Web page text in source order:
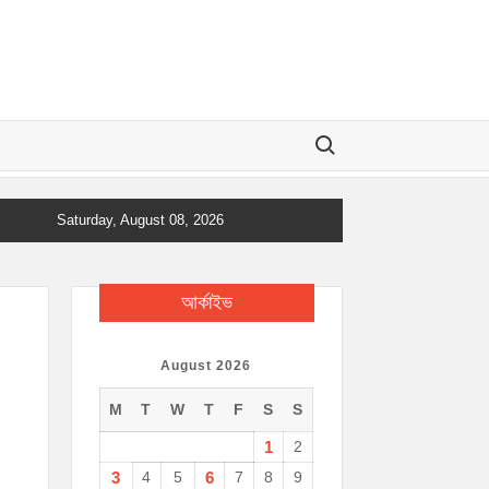
Search for:
Saturday, August 08, 2026
আর্কাইভ
August 2026
M T W T F S S
1 2
3 4 5 6 7 8
9